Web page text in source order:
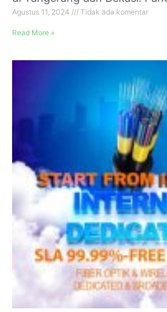
Agustus 11, 2024 Tidak ada komentar
Read More »